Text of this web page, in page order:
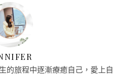
的旅程中逐漸療癒自己，愛上自